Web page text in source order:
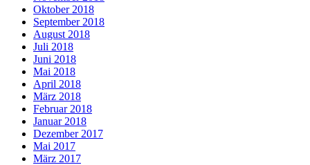
Oktober 2018
September 2018
August 2018
Juli 2018
Juni 2018
Mai 2018
April 2018
März 2018
Februar 2018
Januar 2018
Dezember 2017
Mai 2017
März 2017